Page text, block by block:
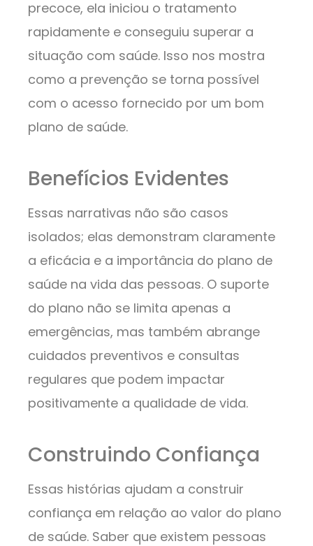
precoce, ela iniciou o tratamento
rapidamente e conseguiu superar a
situação com saúde. Isso nos mostra
como a prevenção se torna possível
com o acesso fornecido por um bom
plano de saúde.
Benefícios Evidentes
Essas narrativas não são casos
isolados; elas demonstram claramente
a eficácia e a importância do plano de
saúde na vida das pessoas. O suporte
do plano não se limita apenas a
emergências, mas também abrange
cuidados preventivos e consultas
regulares que podem impactar
positivamente a qualidade de vida.
Construindo Confiança
Essas histórias ajudam a construir
confiança em relação ao valor do plano
de saúde. Saber que existem pessoas